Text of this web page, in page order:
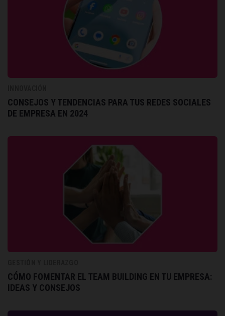
CONSEJOS Y TENDENCIAS PARA TUS REDES SOCIALES
DE EMPRESA EN 2024
CÓMO FOMENTAR EL TEAM BUILDING EN TU EMPRESA:
IDEAS Y CONSEJOS